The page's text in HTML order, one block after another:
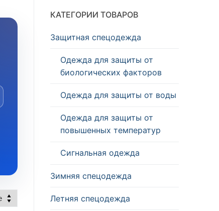
КАТЕГОРИИ ТОВАРОВ
Защитная спецодежда
Одежда для защиты от
биологических факторов
Одежда для защиты от воды
Одежда для защиты от
повышенных температур
Сигнальная одежда
Зимняя спецодежда
Летняя спецодежда